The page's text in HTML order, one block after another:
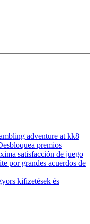
adventure at kk8
premios
satisfacción de juego
por grandes acuerdos de
kifizetések és